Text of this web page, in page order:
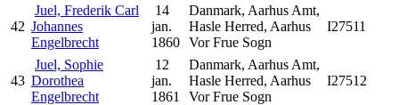
42
Juel, Frederik Carl
Johannes
Engelbrecht
14
jan.
1860
Danmark, Aarhus Amt,
Hasle Herred, Aarhus
Vor Frue Sogn
I27511
43
Juel, Sophie
Dorothea
Engelbrecht
12
jan.
1861
Danmark, Aarhus Amt,
Hasle Herred, Aarhus
Vor Frue Sogn
I27512